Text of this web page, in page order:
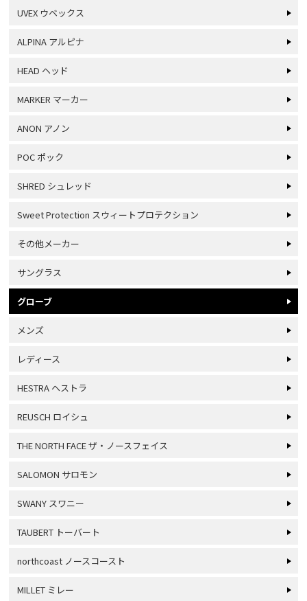
UVEX ウベックス
ALPINA アルピナ
HEAD ヘッド
MARKER マーカー
ANON アノン
POC ポック
SHRED シュレッド
Sweet Protection スウィートプロテクション
その他メーカー
サングラス
グローブ
メンズ
レディース
HESTRA ヘストラ
REUSCH ロイシュ
THE NORTH FACE ザ・ノースフェイス
SALOMON サロモン
SWANY スワニー
TAUBERT トーバート
northcoast ノースコースト
MILLET ミレー